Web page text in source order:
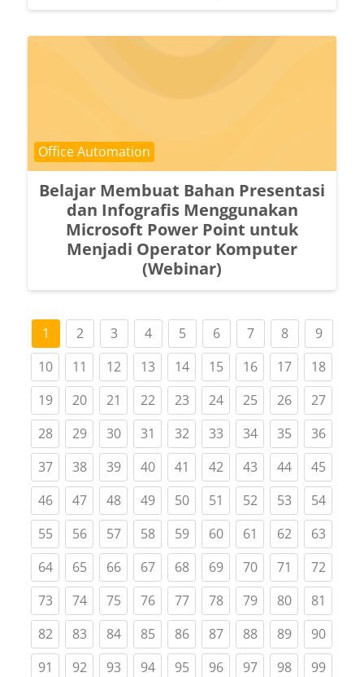
Belajar Membuat Bahan Presentasi
dan Infografis Menggunakan
Microsoft Power Point untuk
Menjadi Operator Komputer
(Webinar)
Course category
Office Automation
1 2(current)
3(current)
4(current)
5(current)
6(current)
7(current)
8(current)
9
10(current)
11 (current)
12(current)
13(current)
14(current)
15(current)
16(current)
17(current)
18
19(current)
20(current)
21 (current)
22(current)
23(current)
24(current)
25(current)
26(current)
27
28(current)
29(current)
30(current)
31 (current)
32(current)
33(current)
34(current)
35(current)
36
37(current)
38(current)
39(current)
40(current)
41 (current)
42(current)
43(current)
44(current)
45
46(current)
47(current)
48(current)
49(current)
50(current)
51 (current)
52(current)
53(current)
54
55(current)
56(current)
57(current)
58(current)
59(current)
60(current)
61 (current)
62(current)
63
64(current)
65(current)
66(current)
67(current)
68(current)
69(current)
70(current)
71 (current)
72
73(current)
74(current)
75(current)
76(current)
77(current)
78(current)
79(current)
80(current)
81
82(current)
83(current)
84(current)
85(current)
86(current)
87(current)
88(current)
89(current)
90
91 (current)
92(current)
93(current)
94(current)
95(current)
96(current)
97(current)
98(current)
99